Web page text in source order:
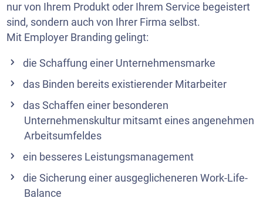
nur von Ihrem Produkt oder Ihrem Service begeistert
sind, sondern auch von Ihrer Firma selbst.
Mit Employer Branding gelingt:
die Schaffung einer Unternehmensmarke
das Binden bereits existierender Mitarbeiter
das Schaffen einer besonderen
Unternehmenskultur mitsamt eines angenehmen
Arbeitsumfeldes
ein besseres Leistungsmanagement
die Sicherung einer ausgeglicheneren Work-Life-
Balance